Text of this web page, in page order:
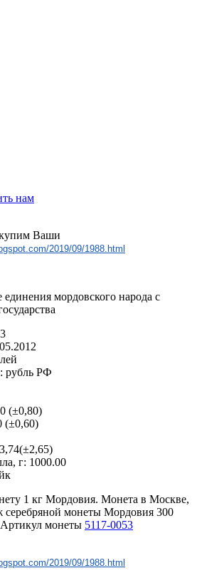
нам
Ваши
2019/09/1988.html
мордовского народа с
рубль РФ
(±0,80)
(±0,60)
г: 1000.00
1 кг Мордовия. Монета в Москве,
серебряной монеты Мордовия 300
монеты 5117-0053
2019/09/1988.html